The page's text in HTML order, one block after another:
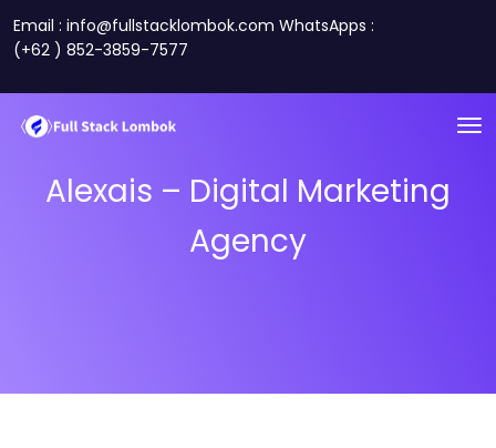
Email : info@fullstacklombok.com WhatsApps :
(+62 ) 852-3859-7577
Alexais – Digital Marketing
Agency